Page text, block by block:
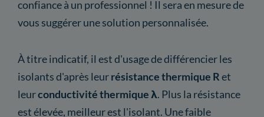
confiance à un professionnel ! Il sera en mesure de
vous suggérer une solution personnalisée.
À titre indicatif, il est d'usage de différencier les
isolants d'après leurrésistance thermique Ret
leurconductivité thermique λ. Plus la résistance
est élevée, meilleur est l'isolant. Une faible